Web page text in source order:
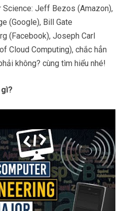
Science: Jeff Bezos (Amazon),
(Google), Bill Gate
(Facebook), Joseph Carl
Cloud Computing), chắc hẳn
không? cùng tìm hiểu nhé!